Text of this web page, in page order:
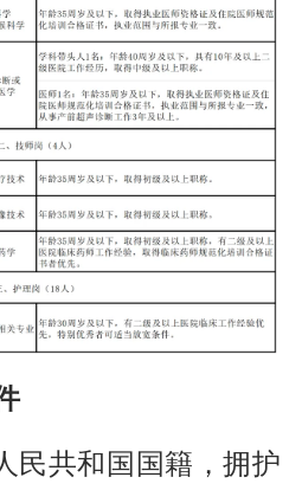
民共和国国籍，拥护